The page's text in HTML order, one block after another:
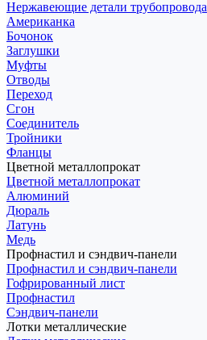
Нержавеющие детали трубопровода
Американка
Бочонок
Заглушки
Муфты
Отводы
Переход
Сгон
Соединитель
Тройники
Фланцы
Цветной металлопрокат
Цветной металлопрокат
Алюминий
Дюраль
Латунь
Медь
Профнастил и сэндвич-панели
Профнастил и сэндвич-панели
Гофрированный лист
Профнастил
Сэндвич-панели
Лотки металлические